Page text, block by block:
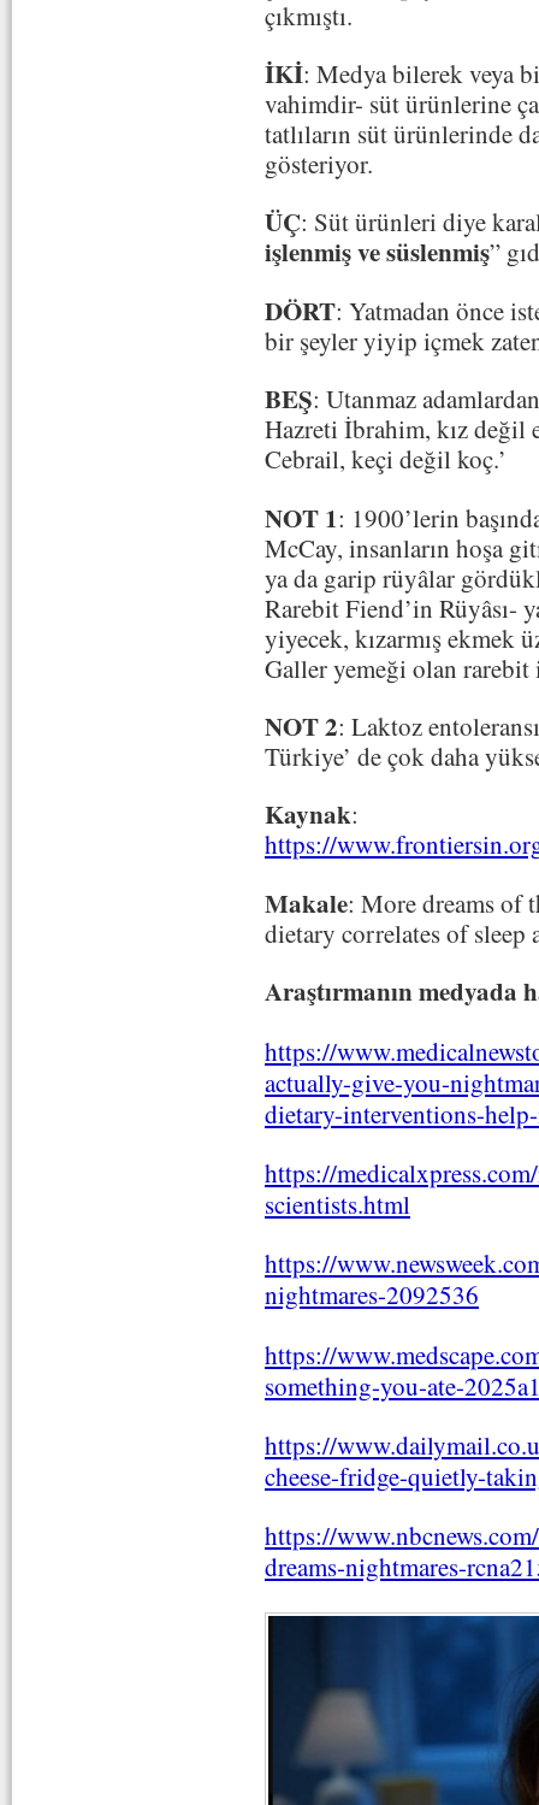
çıkmıştı.
İKİ: Medya bilerek veya
vahimdir- süt ürünlerine
tatlıların süt ürünlerinde
gösteriyor.
ÜÇ: Süt ürünleri diye
işlenmiş ve süslenmiş”
DÖRT: Yatmadan önce
bir şeyler yiyip içmek
BEŞ: Utanmaz
Hazreti İbrahim, kız
Cebrail, keçi değil koç.’
NOT 1: 1900’lerin
McCay, insanların hoşa
ya da garip rüyâlar
Rarebit Fiend’in Rüyâsı-
yiyecek, kızarmış ekmek
Galler yemeği olan
NOT 2: Laktoz
Türkiye’ de çok daha
Kaynak:
https://
Makale: More dreams of
dietary correlates of sleep
Araştırmanın medyada
https://
actually-give-you-
dietary-interventions-
https://
scientists.html
https://
nightmares-2092536
https://
something-you-ate-
https://
cheese-fridge-quietly-
https://
dreams-nightmares-